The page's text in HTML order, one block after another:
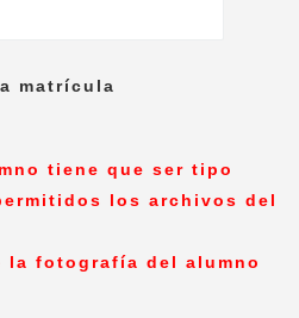
matrícula
tiene que ser tipo
los archivos del
la fotografía del alumno